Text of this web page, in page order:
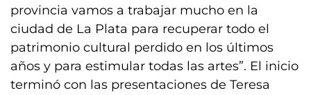
provincia vamos a trabajar mucho en la
ciudad de La Plata para recuperar todo el
patrimonio cultural perdido en los últimos
años y para estimular todas las artes”. El inicio
terminó con las presentaciones de Teresa